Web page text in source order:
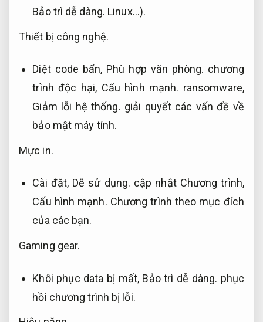
Bảo trì dễ dàng. Linux…).
Thiết bị công nghệ.
Diệt code bẩn, Phù hợp văn phòng. chương
trình độc hại, Cấu hình mạnh. ransomware,
Giảm lỗi hệ thống. giải quyết các vấn đề về
bảo mật máy tính.
Mực in.
Cài đặt, Dễ sử dụng. cập nhật Chương trình,
Cấu hình mạnh. Chương trình theo mục đích
của các bạn.
Gaming gear.
Khôi phục data bị mất, Bảo trì dễ dàng. phục
hồi chương trình bị lỗi.